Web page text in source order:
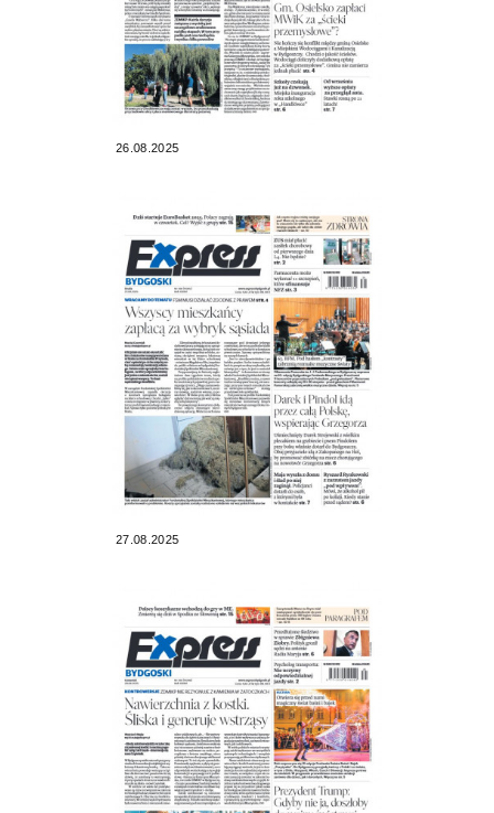
26.08.2025
27.08.2025